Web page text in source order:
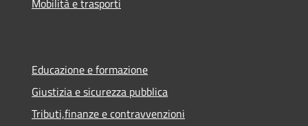
Mobilità e trasporti
Educazione e formazione
Giustizia e sicurezza pubblica
Tributi,finanze e contravvenzioni